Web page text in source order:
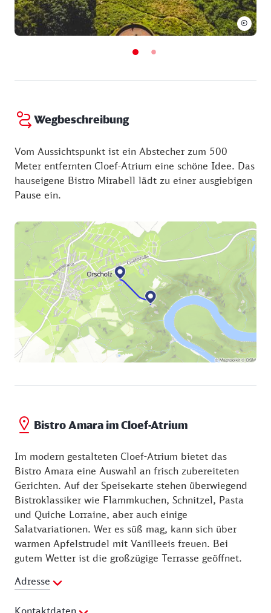
©
Wegbeschreibung
Vom Aussichtspunkt ist ein Abstecher zum 500
Meter entfernten Cloef-Atrium eine schöne Idee. Das
hauseigene Bistro Mirabell lädt zu einer ausgiebigen
Pause ein.
Bistro Amara im Cloef-Atrium
Im modern gestalteten Cloef-Atrium bietet das
Bistro Amara eine Auswahl an frisch zubereiteten
Gerichten. Auf der Speisekarte stehen überwiegend
Bistroklassiker wie Flammkuchen, Schnitzel, Pasta
und Quiche Lorraine, aber auch einige
Salatvariationen. Wer es süß mag, kann sich über
warmen Apfelstrudel mit Vanilleeis freuen. Bei
gutem Wetter ist die großzügige Terrasse geöffnet.
Adresse